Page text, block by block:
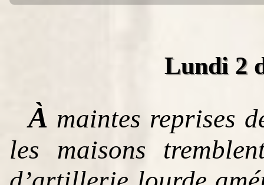
Lundi 2
À maintes reprises
les maisons